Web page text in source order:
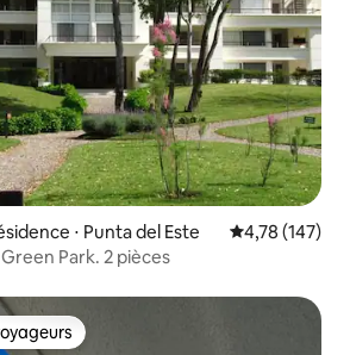
⋅ Punta del Este Évaluation
4,78 (147)
Park. 2 pièces
les plus appréciés